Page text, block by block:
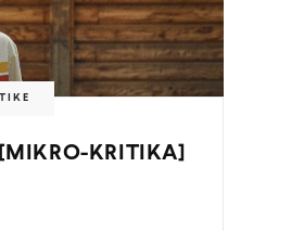
KRITIKA]